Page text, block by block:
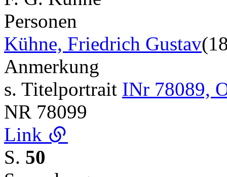
Personen
Kühne, Friedrich Gustav
Anmerkung
s. Titelportrait INr 78089,
NR 78099
Link
S. 50